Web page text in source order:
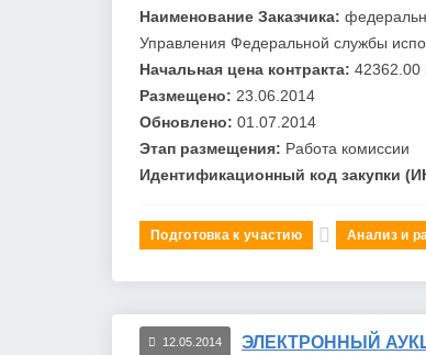
Наименование Заказчика:
Управления Федеральной службы
Начальная цена контракта: 42362.00
Размещено: 23.06.2014
Обновлено: 01.07.2014
Этап размещения: Работа комиссии
Идентификационный код закупки
Подготовка к участию Анализ и
12.05.2014 ЭЛЕКТРОННЫЙ